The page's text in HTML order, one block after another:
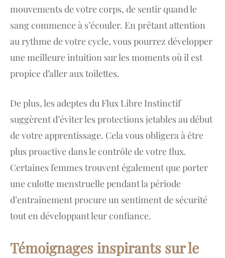
mouvements de votre corps, de sentir quand le
sang commence à s’écouler. En prêtant attention
au rythme de votre cycle, vous pourrez développer
une meilleure intuition sur les moments où il est
propice d’aller aux toilettes.
De plus, les adeptes du Flux Libre Instinctif
suggèrent d’éviter les protections jetables au début
de votre apprentissage. Cela vous obligera à être
plus proactive dans le contrôle de votre flux.
Certaines femmes trouvent également que porter
une culotte menstruelle pendant la période
d’entraînement procure un sentiment de sécurité
tout en développant leur confiance.
Témoignages inspirants sur le